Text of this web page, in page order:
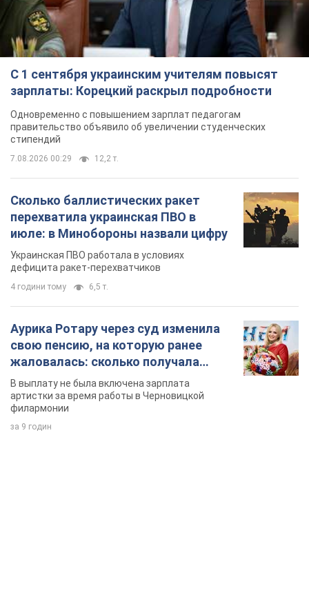
С 1 сентября украинским учителям повысят
зарплаты: Корецкий раскрыл подробности
Одновременно с повышением зарплат педагогам
правительство объявило об увеличении студенческих
стипендий
7.08.2026 00:29 12,2 т.
Сколько баллистических ракет
перехватила украинская ПВО в
июле: в Минобороны назвали цифру
Украинская ПВО работала в условиях
дефицита ракет-перехватчиков
4 години тому 6,5 т.
Аурика Ротару через суд изменила
свою пенсию, на которую ранее
жаловалась: сколько получала
певица
В выплату не была включена зарплата
артистки за время работы в Черновицкой
филармонии
за 9 годин